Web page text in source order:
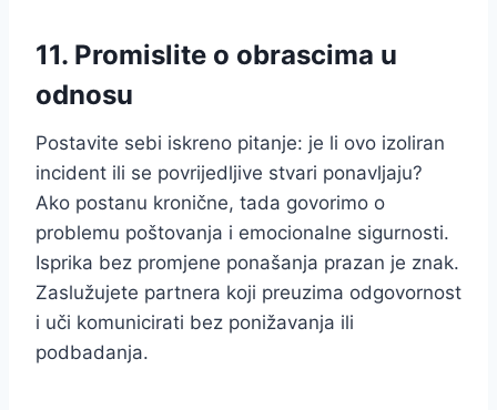
11. Promislite o obrascima u
odnosu
Postavite sebi iskreno pitanje: je li ovo izoliran
incident ili se povrijedljive stvari ponavljaju?
Ako postanu kronične, tada govorimo o
problemu poštovanja i emocionalne sigurnosti.
Isprika bez promjene ponašanja prazan je znak.
Zaslužujete partnera koji preuzima odgovornost
i uči komunicirati bez ponižavanja ili
podbadanja.